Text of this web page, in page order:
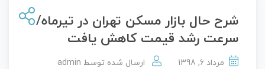
شرح حال بازار مسکن تهران در تیرماه/
سرعت رشد قیمت کاهش یافت
مرداد 6, 1398 ارسال شده توسط admin